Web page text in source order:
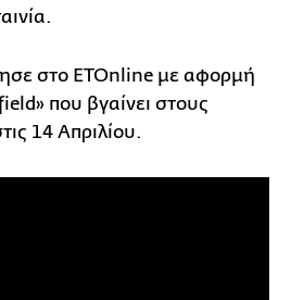
στο ETOnline με αφορμή
που βγαίνει στους
14 Απριλίου.